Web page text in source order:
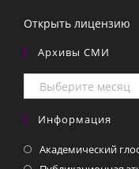
Открыть лицензию
Архивы СМИ
Архивы
СМИ
Информация
Академический